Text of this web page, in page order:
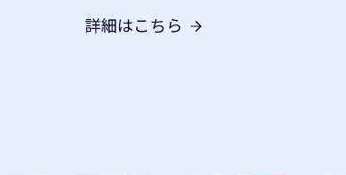
詳細はこちら